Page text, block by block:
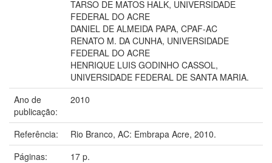
TARSO DE MATOS HALK, UNIVERSIDADE
FEDERAL DO ACRE
DANIEL DE ALMEIDA PAPA, CPAF-AC
RENATO M. DA CUNHA, UNIVERSIDADE
FEDERAL DO ACRE
HENRIQUE LUIS GODINHO CASSOL,
UNIVERSIDADE FEDERAL DE SANTA MARIA.
Ano de
publicação:
2010
Referência:
Rio Branco, AC: Embrapa Acre, 2010.
Páginas:
17 p.